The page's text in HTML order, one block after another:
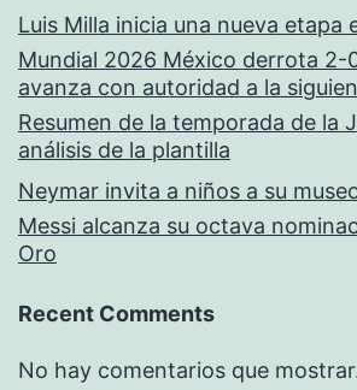
Luis Milla inicia una nueva etapa
Mundial 2026 México derrota 2-
avanza con autoridad a la
Resumen de la temporada de la
análisis de la plantilla
Neymar invita a niños a su
Messi alcanza su octava
Oro
Recent Comments
No hay comentarios que